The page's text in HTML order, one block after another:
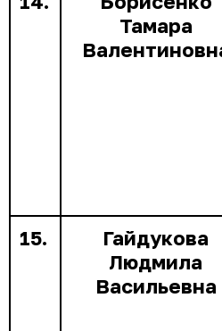
Тамара
15.
Гайдукова
Людмила
Васильевна